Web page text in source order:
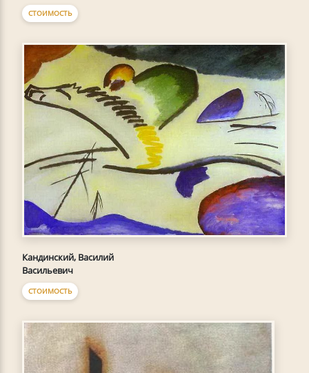
СТОИМОСТЬ
Кандинский, Василий
Васильевич
СТОИМОСТЬ